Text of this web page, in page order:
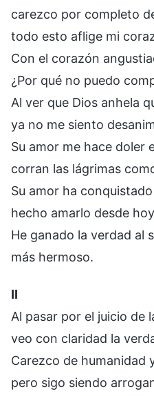
carezco por completo
todo esto aflige mi
Con el corazón
¿Por qué no puedo
Al ver que Dios anhela
ya no me siento
Su amor me hace doler
corran las lágrimas
Su amor ha
hecho amarlo desde
He ganado la verdad al
más hermoso.
II
Al pasar por el juicio de
veo con claridad la
Carezco de humanidad
pero sigo siendo